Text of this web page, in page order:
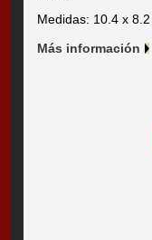
Medidas: 10.4 x 8.2
Más información